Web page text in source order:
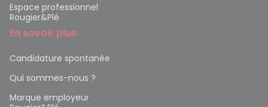
Espace professionnel
Rougier&Plé
En savoir plus
Candidature spontanée
Qui sommes-nous ?
Marque employeur